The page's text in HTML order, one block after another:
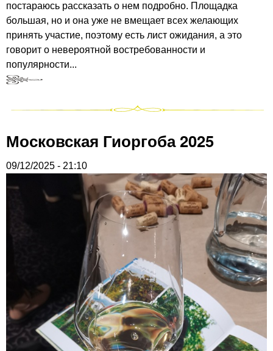
постараюсь рассказать о нем подробно. Площадка
большая, но и она уже не вмещает всех желающих
принять участие, поэтому есть лист ожидания, а это
говорит о невероятной востребованности и
популярности...
Московская Гиоргоба 2025
09/12/2025 - 21:10